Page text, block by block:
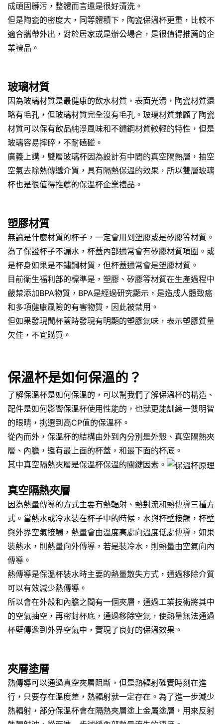
成頑固髒污，整體而言還是很好清洗。
但是陶瓷的密度大，同等體積下，陶瓷保溫杯更重，比較不
適合攜帶外出，對於居家或是辦公場合，是很值得推薦的企
業禮品。
玻璃材質
因為玻璃材質是最健康的飲水材質，表面光滑，陶瓷材質還
略有毛孔，但玻璃材質完全沒有毛孔。玻璃材質兼顧了陶瓷
材質可以保有飲品純淨風味和不鏽鋼材質較輕的特性，但是
玻璃容易摔碎，不耐磕碰。
廣義上講，雙層玻璃杯因為設計有中間的真空隔熱層，抽空
空氣去除熱傳遞介質，具有隔熱保溫的效果，所以雙層玻璃
杯也是很值得推薦的保溫杯企業禮品。
塑膠材質
無論是什麼材質的杯子，一定會用到塑膠或是矽膠等材質。
為了保證杯子不漏水，杯蓋內部通常會有矽膠材質項圈。或
是杯身如果是不鏽鋼材質，但杯蓋通常會是塑膠材質。
目前衛生福利部的標準是，塑膠、矽膠等材質在生產過程中
嚴禁添加BPA物質，BPA是經過研究顯示，是造成人體致癌
和多項健康風險的有害物質，因此被禁用。
但如果發現聞杯蓋時發現有明顯的塑膠氣味，表示塑膠質量
欠佳，不宜購買。
保溫杯是如何保溫的？
了解保溫杯是如何保溫的，可以幫我們了解保溫杯的構造、
配件是如何影響保溫杯使用性能的，也就更能訓練一雙明智
的眼睛，挑選到高CP值的保溫杯。
從內而外，保溫杯的結構由外到內分別是外殼、真空隔熱夾
層、內膽，還有最上面的杯蓋，和最下面的杯底。
其中真空隔熱夾層是保溫杯保溫的關鍵因素。
真空隔熱夾層
因為熱量傳導的方式主要有熱輻射、熱對流和熱傳導三種方
式。當熱水或冷水裝在杯子中的時候，水與杯壁接觸，杯壁
與外界空氣接觸，熱量會由溫度高處向溫度低處傳導，如果
裝熱水，則熱量向外傳導，若是裝冷水，則熱量由空氣向內
傳導。
熱傳導是保溫杯裝水時主要的熱量散失方式，通過移除介質
可以有效減少熱傳導。
所以會在外殼和內膽之間有一個夾層，通過工業技術將其中
的空氣抽空，再密封杯底，通過移除空氣，使熱量無法通過
杯壁傳遞到外界空氣中，實現了良好的保溫效果。
夾層塗層
熱傳導可以通過真空夾層阻斷，但是熱輻射確實時刻在進
行，只要存在溫度差，熱輻射就一定存在。為了進一步減少
熱輻射，部分保溫杯會在隔熱夾層塗上金屬塗層，用來反射